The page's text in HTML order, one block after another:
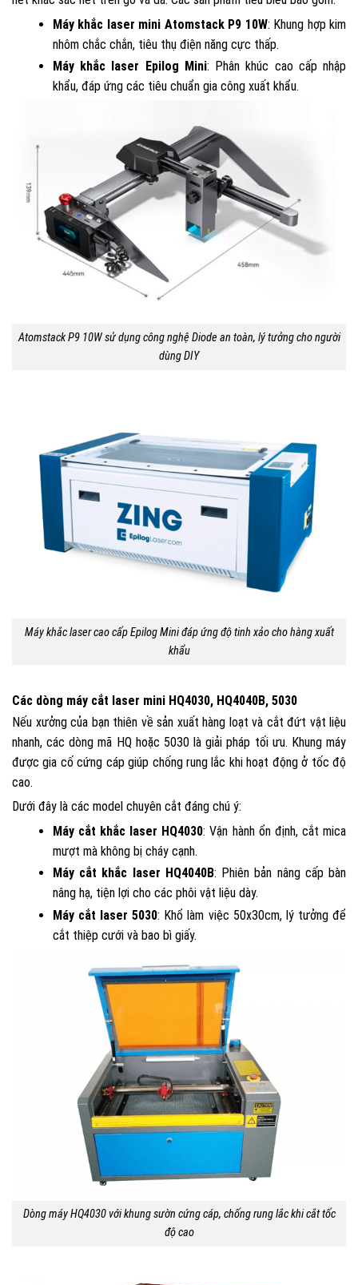
Máy khắc laser mini Atomstack P9 10W: Khung hợp kim
nhôm chắc chắn, tiêu thụ điện năng cực thấp.
Máy khắc laser Epilog Mini: Phân khúc cao cấp nhập
khẩu, đáp ứng các tiêu chuẩn gia công xuất khẩu.
Atomstack P9 10W sử dụng công nghệ Diode an toàn, lý tưởng cho người
dùng DIY
Máy khắc laser cao cấp Epilog Mini đáp ứng độ tinh xảo cho hàng xuất
khẩu
Các dòng máy cắt laser mini HQ4030, HQ4040B, 5030
Nếu xưởng của bạn thiên về sản xuất hàng loạt và cắt đứt vật liệu
nhanh, các dòng mã HQ hoặc 5030 là giải pháp tối ưu. Khung máy
được gia cố cứng cáp giúp chống rung lắc khi hoạt động ở tốc độ
cao.
Dưới đây là các model chuyên cắt đáng chú ý:
Máy cắt khắc laser HQ4030: Vận hành ổn định, cắt mica
mượt mà không bị cháy cạnh.
Máy cắt khắc laser HQ4040B: Phiên bản nâng cấp bàn
nâng hạ, tiện lợi cho các phôi vật liệu dày.
Máy cắt laser 5030: Khổ làm việc 50x30cm, lý tưởng để
cắt thiệp cưới và bao bì giấy.
Dòng máy HQ4030 với khung sườn cứng cáp, chống rung lắc khi cắt tốc
độ cao